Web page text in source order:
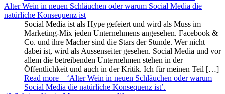
Alter Wein in neuen Schläuchen oder warum Social Media die
natürliche Konsequenz ist
Social Media ist als Hype gefeiert und wird als Muss im
Marketing-Mix jeden Unternehmens angesehen. Facebook &
Co. und ihre Macher sind die Stars der Stunde. Wer nicht
dabei ist, wird als Aussenseiter gesehen. Social Media und vor
allem die betreibenden Unternehmen stehen in der
Öffentlichkeit und auch in der Kritik. Ich für meinen Teil […]
Read more – ‘Alter Wein in neuen Schläuchen oder warum
Social Media die natürliche Konsequenz ist’.